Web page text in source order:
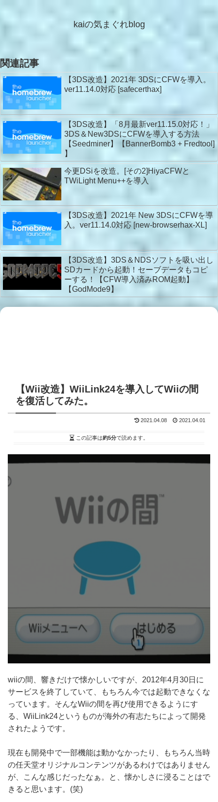
kaiの気まぐれblog
関連記事
【3DS改造】2021年 3DSにCFWを導入。
ver11.14.0対応 [safecerthax]
【3DS改造】「8月最新ver11.15.0対応！」
3DS＆New3DSにCFWを導入する方法
【Seedminer】【BannerBomb3 + Fredtool]
】
今更DSiを改造。[その2]HiyaCFWと
TWiLight Menu++を導入
【3DS改造】2021年 New 3DSにCFWを導
入。ver11.14.0対応 [new-browserhax-XL]
【3DS改造】3DS＆NDSソフトを吸い出し
SDカードから起動！セーブデータもコピ
ーする！【CFW導入済みROM起動】
【GodMode9】
【Wii改造】WiiLink24を導入してWiiの間
を復活してみた。
2021.04.08 2021.04.01
この記事は約5分で読めます。
wiiの間、響きだけで懐かしいですが、2012年4月30日に
サービスを終了していて、もちろん今では起動できなくな
っています。そんなWiiの間を再び使用できるようにす
る、WiiLink24というものが海外の有志たちによって開発
されたようです。
現在も開発中で一部機能は動かなかったり、もちろん当時
の任天堂オリジナルコンテンツがあるわけではありません
が、こんな感じだったなぁ。と、懐かしさに浸ることはで
きると思います。(笑)